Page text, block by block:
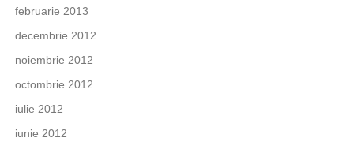
februarie 2013
decembrie 2012
noiembrie 2012
octombrie 2012
iulie 2012
iunie 2012